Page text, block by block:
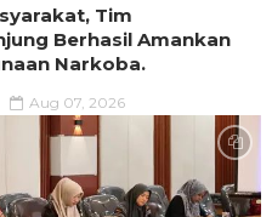
Tim
Berhasil Amankan
Narkoba.
Aug 07, 2026